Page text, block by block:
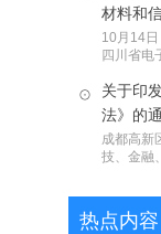
材料和
10月14日
四川省电
关于印
法》的
成都高新
技、金融
热点内容